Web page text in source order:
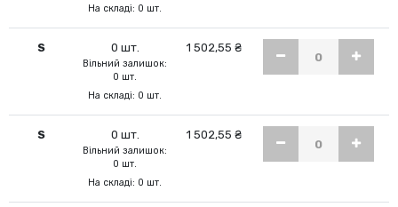
На складі: 0 шт.
S 0 шт.
Вільний залишок:
0 шт.
На складі: 0 шт.
1 502,55 ₴
S 0 шт.
Вільний залишок:
0 шт.
На складі: 0 шт.
1 502,55 ₴